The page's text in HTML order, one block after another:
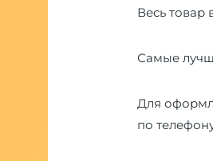
Весь товар
Самые
Для
по